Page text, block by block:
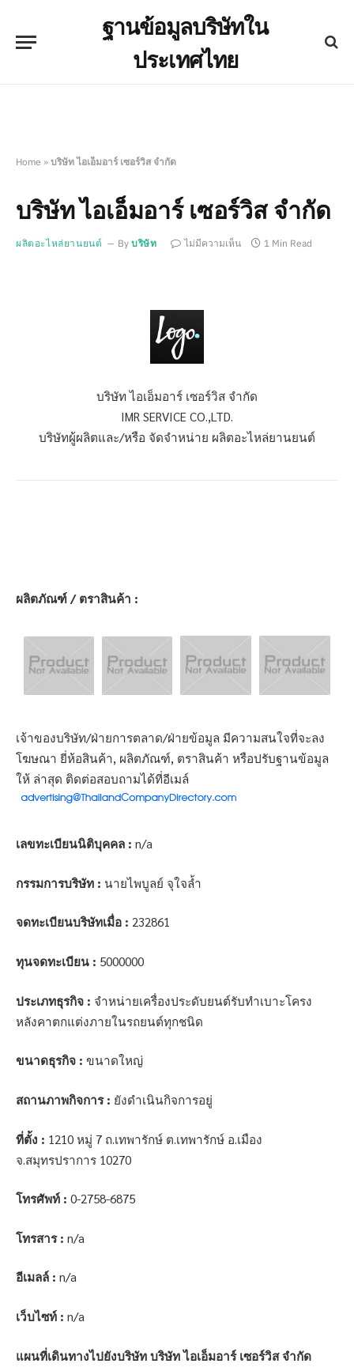
ฐานข้อมูลบริษัทใน
ประเทศไทย
Home » บริษัท ไอเอ็มอาร์ เซอร์วิส จำกัด
บริษัท ไอเอ็มอาร์ เซอร์วิส จำกัด
ผลิตอะไหล่ยานยนต์ By บริษัท ไม่มีความเห็น 1 Min Read
บริษัท ไอเอ็มอาร์ เซอร์วิส จำกัด
IMR SERVICE CO.,LTD.
บริษัทผู้ผลิตและ/หรือ จัดจำหน่าย ผลิตอะไหล่ยานยนต์
ผลิตภัณฑ์ / ตราสินค้า :
เจ้าของบริษัท/ฝ่ายการตลาด/ฝ่ายข้อมูล มีความสนใจที่จะลง
โฆษณา ยี่ห้อสินค้า, ผลิตภัณฑ์, ตราสินค้า หรือปรับฐานข้อมูล
ให้ ล่าสุด ติดต่อสอบถามได้ที่อีเมล์
เลขทะเบียนนิติบุคคล : n/a
กรรมการบริษัท : นายไพบูลย์ จุใจล้ำ
จดทะเบียนบริษัทเมื่อ : 232861
ทุนจดทะเบียน : 5000000
ประเภทธุรกิจ : จำหน่ายเครื่องประดับยนต์รับทำเบาะโครง
หลังคาตกแต่งภายในรถยนต์ทุกชนิด
ขนาดธุรกิจ : ขนาดใหญ่
สถานภาพกิจการ : ยังดำเนินกิจการอยู่
ที่ตั้ง : 1210 หมู่ 7 ถ.เทพารักษ์ ต.เทพารักษ์ อ.เมือง
จ.สมุทรปราการ 10270
โทรศัพท์ : 0-2758-6875
โทรสาร : n/a
อีเมลล์ : n/a
เว็บไซท์ : n/a
แผนที่เดินทางไปยังบริษัท บริษัท ไอเอ็มอาร์ เซอร์วิส จำกัด